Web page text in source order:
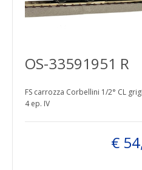
OS-33591951 R
FS carrozza Corbellini 1/2° CL
4 ep. IV
€